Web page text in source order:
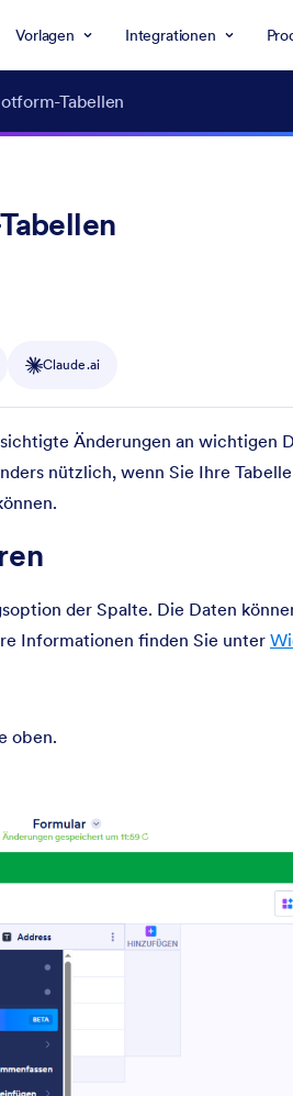
Vorlagen Integrationen
Tabellen
Claude.ai
Änderungen an wichtigen
nützlich, wenn Sie Ihre
der Spalte. Die Daten
Informationen finden Sie unter
oben.